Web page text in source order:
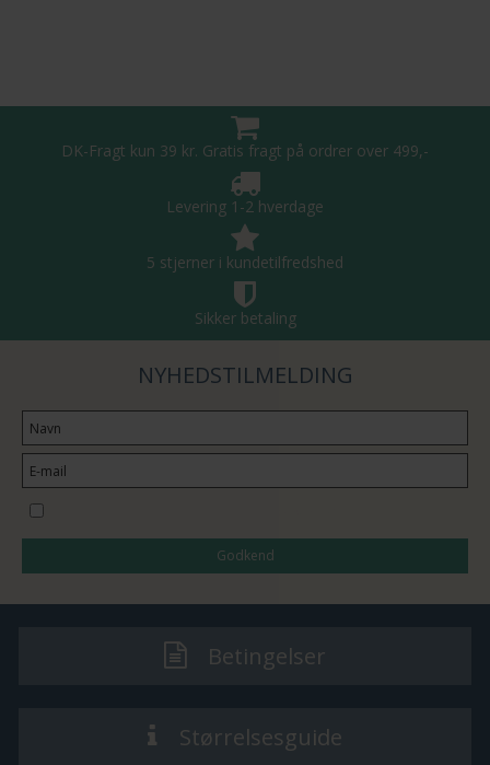
DK-Fragt kun 39 kr. Gratis fragt på ordrer over 499,-
Levering 1-2 hverdage
5 stjerner i kundetilfredshed
Sikker betaling
NYHEDSTILMELDING
Godkend
Betingelser
Størrelsesguide